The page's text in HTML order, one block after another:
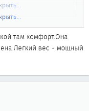
- говорят оч.
там комфорт.Она
вес + мощный